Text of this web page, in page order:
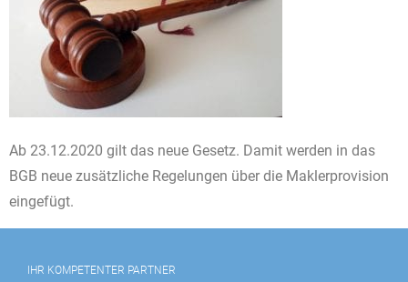
Ab 23.12.2020 gilt das neue Gesetz. Damit werden in das
BGB neue zusätzliche Regelungen über die Maklerprovision
eingefügt.
IHR KOMPETENTER PARTNER